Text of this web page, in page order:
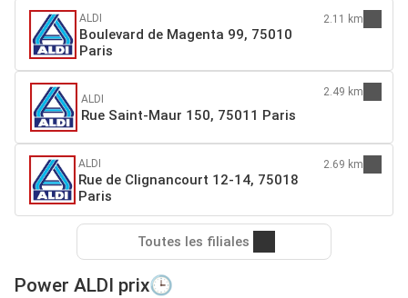
ALDI
Boulevard de Magenta 99, 75010
Paris
2.11 km
ALDI
Rue Saint-Maur 150, 75011 Paris
2.49 km
ALDI
Rue de Clignancourt 12-14, 75018
Paris
2.69 km
Toutes les filiales
Power ALDI prix🕒